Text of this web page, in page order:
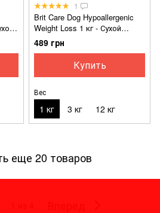
1
Brit Care Dog Hypoallergenic
Weight Loss 1 кг - Сухой
гиппоалергенный корм с
кроликом для собак с
избыточным весом
489 грн
Купить
Вес
1 кг 3 кг 12 кг
еще 20 товаров